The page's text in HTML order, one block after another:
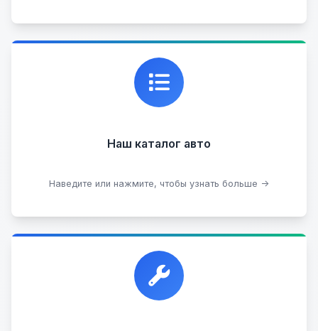
Наш каталог авто
Наведите или нажмите, чтобы узнать больше →
Каталог проверенных автомобилей в отличном
состоянии, где вы можете найти подробную
информацию о каждом авто.
Посмотреть каталог
Прием автомобилей для разборки на запчасти в
любом состоянии.